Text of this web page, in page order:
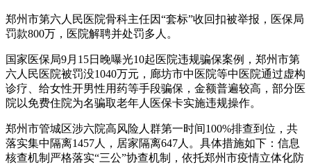
郑州市第六人民医院骨科主任因“套标”收回扣被举报，医保局
罚款800万，医院解聘并处罚多人。
国家医保局9月15日晚曝光10起医院违规骗保案例，郑州市第
六人民医院被罚没1040万元，廊坊市中医院等中医院通过虚构
诊疗、给女性开男性用药等手段骗保，金额普遍较高，部分医
院以免费住院为名骗取老年人医保卡实施违规操作。
郑州市管城区涉六院高风险人群第一时间100%排查到位，共
落实集中隔离1457人，居家隔离647人。具体措施如下：信息
核查机制严格落实“三公”协查机制，依托郑州市疫情立体化防